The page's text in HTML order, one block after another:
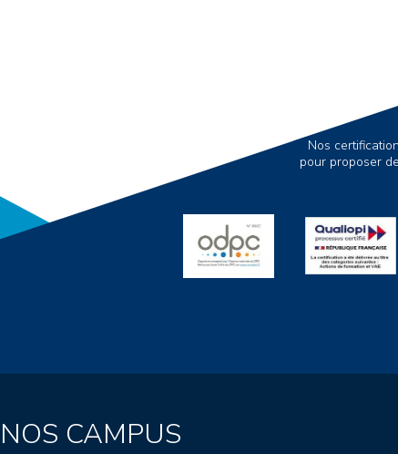
Nos
pour proposer
NOS CAMPUS